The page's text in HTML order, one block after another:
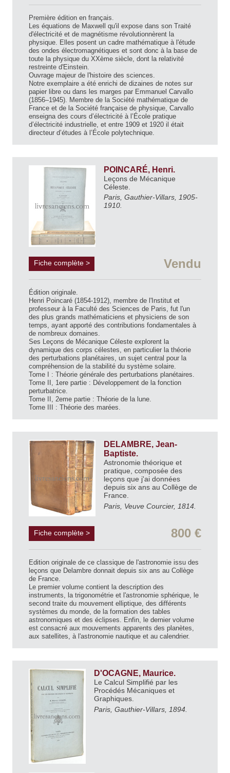
Première édition en français.
Les équations de Maxwell qu'il expose dans son Traité
d'électricité et de magnétisme révolutionnèrent la
physique. Elles posent un cadre mathématique à l'étude
des ondes électromagnétiques et sont donc à la base de
toute la physique du XXème siècle, dont la relativité
restreinte d'Einstein.
Ouvrage majeur de l'histoire des sciences.
Notre exemplaire a été enrichi de dizaines de notes sur
papier libre ou dans les marges par Emmanuel Carvallo
(1856–1945). Membre de la Société mathématique de
France et de la Société française de physique, Carvallo
enseigna des cours d’électricité à l’École pratique
d’électricité industrielle, et entre 1909 et 1920 il était
directeur d’études à l’École polytechnique.
POINCARÉ, Henri.
Leçons de Mécanique
Céleste.
Paris, Gauthier-Villars, 1905-
1910.
Fiche complète > Vendu
Édition originale.
Henri Poincaré (1854-1912), membre de l'Institut et
professeur à la Faculté des Sciences de Paris, fut l'un
des plus grands mathématiciens et physiciens de son
temps, ayant apporté des contributions fondamentales à
de nombreux domaines.
Ses Leçons de Mécanique Céleste explorent la
dynamique des corps célestes, en particulier la théorie
des perturbations planétaires, un sujet central pour la
compréhension de la stabilité du système solaire.
Tome I : Théorie générale des perturbations planétaires.
Tome II, 1ere partie : Développement de la fonction
perturbatrice.
Tome II, 2eme partie : Théorie de la lune.
Tome III : Théorie des marées.
DELAMBRE, Jean-
Baptiste.
Astronomie théorique et
pratique, composée des
leçons que j'ai données
depuis six ans au Collège de
France.
Paris, Veuve Courcier, 1814.
Fiche complète > 800 €
Edition originale de ce classique de l'astronomie issu des
leçons que Delambre donnait depuis six ans au Collège
de France.
Le premier volume contient la description des
instruments, la trigonométrie et l'astronomie sphérique, le
second traite du mouvement elliptique, des différents
systèmes du monde, de la formation des tables
astronomiques et des éclipses. Enfin, le dernier volume
est consacré aux mouvements apparents des planètes,
aux satellites, à l'astronomie nautique et au calendrier.
D'OCAGNE, Maurice.
Le Calcul Simplifié par les
Procédés Mécaniques et
Graphiques.
Paris, Gauthier-Villars, 1894.